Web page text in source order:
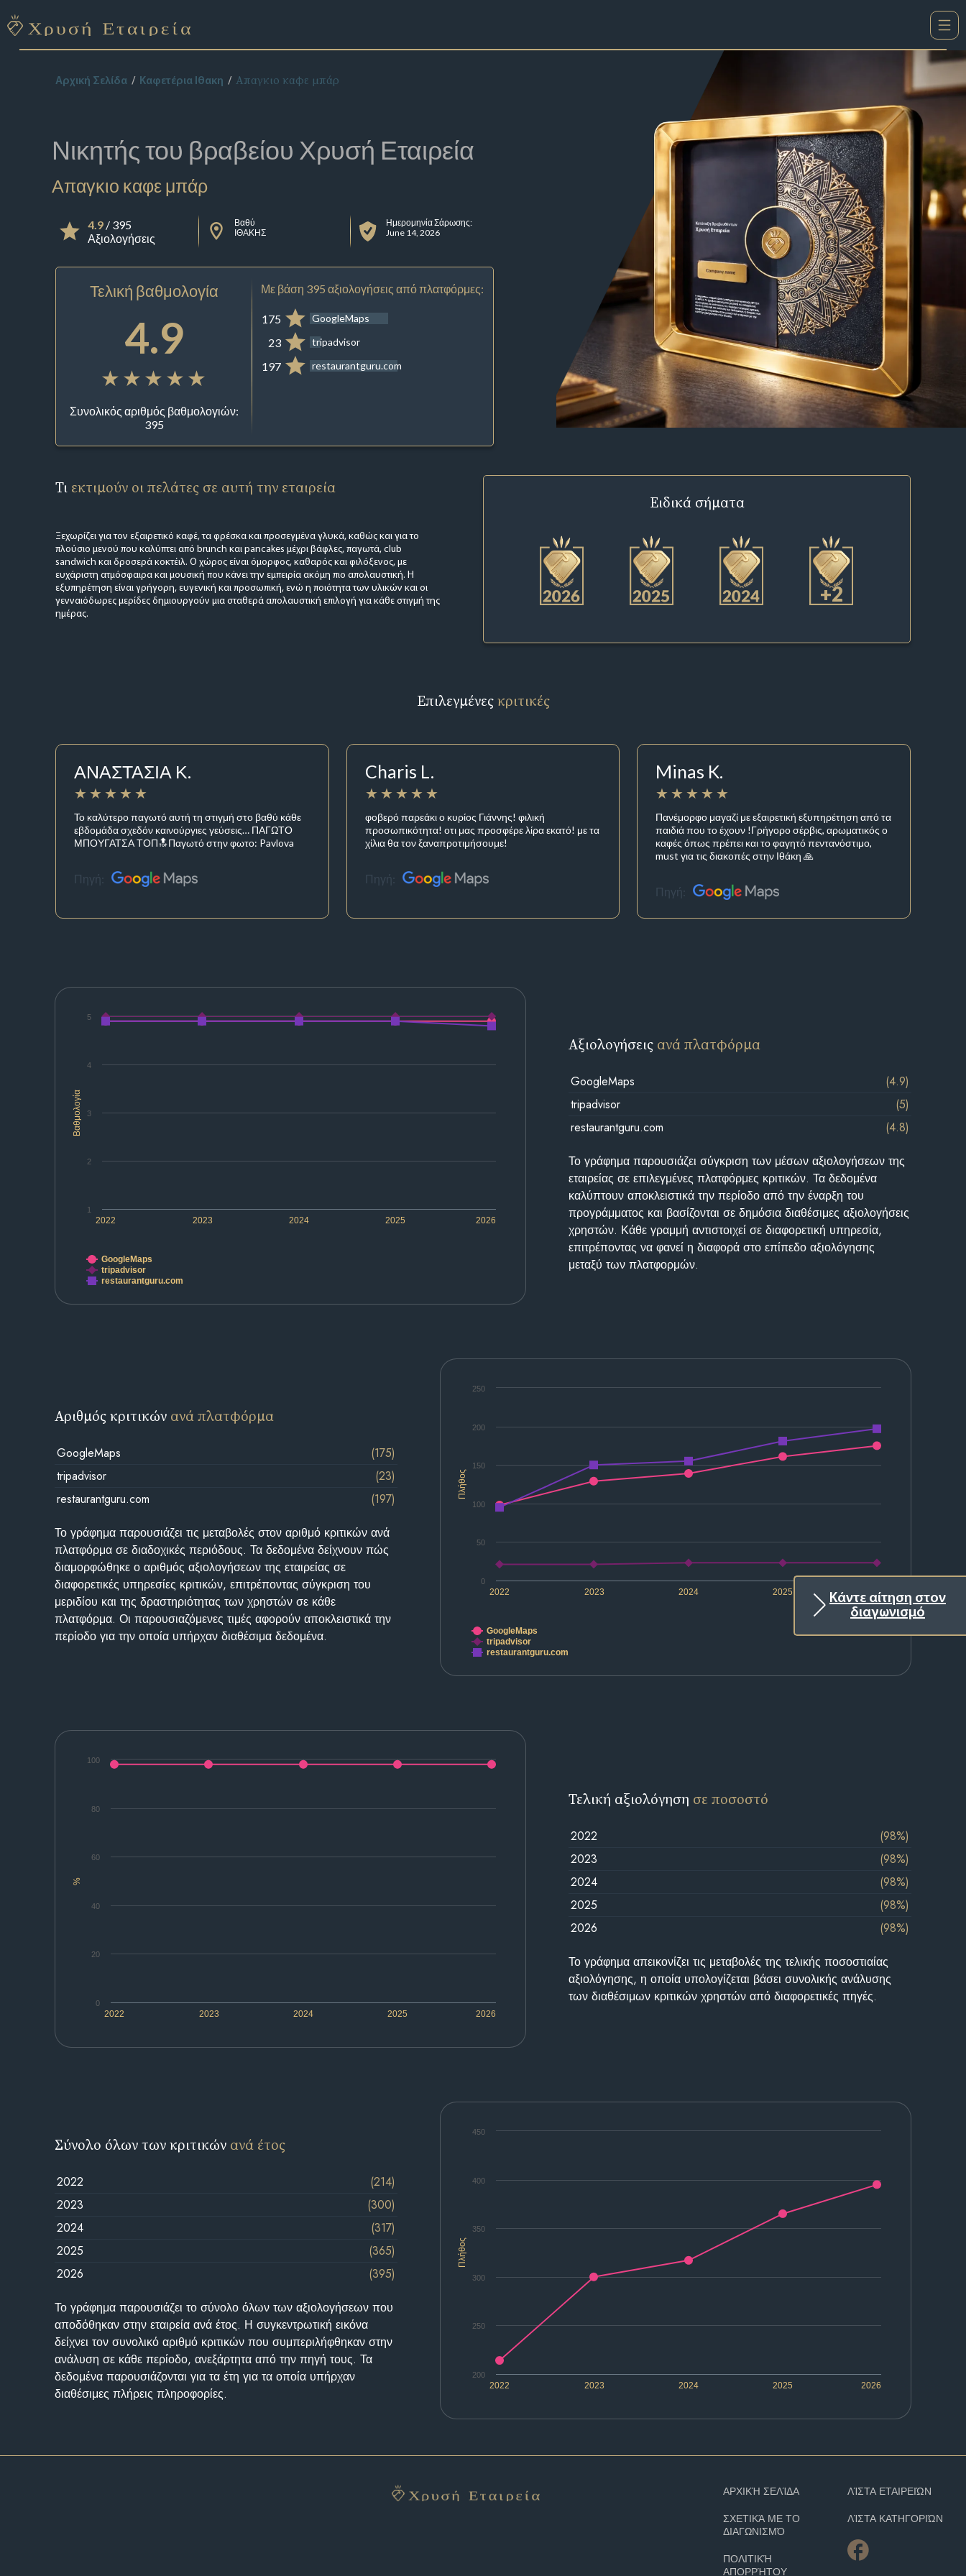
Κάντε αίτηση στον
διαγωνισμό
Αρχική Σελίδα Καφετέρια Ιθακη Απαγκιο καφε μπάρ
Νικητής του βραβείου Χρυσή Εταιρεία
Απαγκιο καφε μπάρ
4.9/ 395
Αξιολογήσεις
Βαθύ
ΙΘΑΚΗΣ
Ημερομηνία Σάρωσης:
June 14, 2026
Τελική βαθμολογία
4.9
Συνολικός αριθμός βαθμολογιών:
395
Με βάση 395 αξιολογήσεις από πλατφόρμες:
175 GoogleMaps
23 tripadvisor
197 restaurantguru.com
Τι εκτιμούν οι πελάτες σε αυτή την εταιρεία
Ξεχωρίζει για τον εξαιρετικό καφέ, τα φρέσκα και προσεγμένα γλυκά, καθώς και για το
πλούσιο μενού που καλύπτει από brunch και pancakes μέχρι βάφλες, παγωτά, club
sandwich και δροσερά κοκτέιλ. Ο χώρος είναι όμορφος, καθαρός και φιλόξενος, με
ευχάριστη ατμόσφαιρα και μουσική που κάνει την εμπειρία ακόμη πιο απολαυστική. Η
εξυπηρέτηση είναι γρήγορη, ευγενική και προσωπική, ενώ η ποιότητα των υλικών και οι
γενναιόδωρες μερίδες δημιουργούν μια σταθερά απολαυστική επιλογή για κάθε στιγμή της
ημέρας.
Ειδικά σήματα
+2
Επιλεγμένεςκριτικές
ΑΝΑΣΤΑΣΙΑ Κ.
Το καλύτερο παγωτό αυτή τη στιγμή στο βαθύ κάθε
εβδομάδα σχεδόν καινούργιες γεύσεις… ΠΑΓΩΤΟ
ΜΠΟΥΓΑΤΣΑ ΤΟΠ🔝Παγωτό στην φωτο: Pavlova
Πηγή:
Charis L.
φοβερό παρεάκι ο κυρίος Γιάννης! φιλική
προσωπικότητα! οτι μας προσφέρε λίρα εκατό! με τα
χίλια θα τον ξαναπροτιμήσουμε!
Πηγή:
Minas K.
Πανέμορφο μαγαζί με εξαιρετική εξυπηρέτηση από τα
παιδιά που το έχουν !Γρήγορο σέρβις, αρωματικός ο
καφές όπως πρέπει και το φαγητό πεντανόστιμο,
must για τις διακοπές στην Ιθάκη 🙏
Πηγή:
Βαθμολογία
2022 2023 2024 2025 2026
1
2
3
4
5
GoogleMaps
tripadvisor
restaurantguru.com
Αξιολογήσεις ανά πλατφόρμα
GoogleMaps
(4.9)
tripadvisor
(5)
restaurantguru.com
(4.8)
Το γράφημα παρουσιάζει σύγκριση των μέσων αξιολογήσεων της
εταιρείας σε επιλεγμένες πλατφόρμες κριτικών. Τα δεδομένα
καλύπτουν αποκλειστικά την περίοδο από την έναρξη του
προγράμματος και βασίζονται σε δημόσια διαθέσιμες αξιολογήσεις
χρηστών. Κάθε γραμμή αντιστοιχεί σε διαφορετική υπηρεσία,
επιτρέποντας να φανεί η διαφορά στο επίπεδο αξιολόγησης
μεταξύ των πλατφορμών.
Πλήθος
2022 2023 2024 2025 2026
0
50
100
150
200
250
GoogleMaps
tripadvisor
restaurantguru.com
Αριθμός κριτικών ανά πλατφόρμα
GoogleMaps
(175)
tripadvisor
(23)
restaurantguru.com
(197)
Το γράφημα παρουσιάζει τις μεταβολές στον αριθμό κριτικών ανά
πλατφόρμα σε διαδοχικές περιόδους. Τα δεδομένα δείχνουν πώς
διαμορφώθηκε ο αριθμός αξιολογήσεων της εταιρείας σε
διαφορετικές υπηρεσίες κριτικών, επιτρέποντας σύγκριση του
μεριδίου και της δραστηριότητας των χρηστών σε κάθε
πλατφόρμα. Οι παρουσιαζόμενες τιμές αφορούν αποκλειστικά την
περίοδο για την οποία υπήρχαν διαθέσιμα δεδομένα.
%
2022 2023 2024 2025 2026
0
20
40
60
80
100
Τελική αξιολόγηση σε ποσοστό
2022
(98%)
2023
(98%)
2024
(98%)
2025
(98%)
2026
(98%)
Το γράφημα απεικονίζει τις μεταβολές της τελικής ποσοστιαίας
αξιολόγησης, η οποία υπολογίζεται βάσει συνολικής ανάλυσης
των διαθέσιμων κριτικών χρηστών από διαφορετικές πηγές.
Πλήθος
2022 2023 2024 2025 2026
200
250
300
350
400
450
Σύνολο όλων των κριτικών ανά έτος
2022
(214)
2023
(300)
2024
(317)
2025
(365)
2026
(395)
Το γράφημα παρουσιάζει το σύνολο όλων των αξιολογήσεων που
αποδόθηκαν στην εταιρεία ανά έτος. Η συγκεντρωτική εικόνα
δείχνει τον συνολικό αριθμό κριτικών που συμπεριλήφθηκαν στην
ανάλυση σε κάθε περίοδο, ανεξάρτητα από την πηγή τους. Τα
δεδομένα παρουσιάζονται για τα έτη για τα οποία υπήρχαν
διαθέσιμες πλήρεις πληροφορίες.
ΑΡΧΙΚΉ ΣΕΛΊΔΑ
ΣΧΕΤΙΚΆ ΜΕ ΤΟ
ΔΙΑΓΩΝΙΣΜΌ
ΠΟΛΙΤΙΚΉ
ΑΠΟΡΡΉΤΟΥ
ΛΊΣΤΑ ΕΤΑΙΡΕΙΏΝ
ΛΊΣΤΑ ΚΑΤΗΓΟΡΙΏΝ